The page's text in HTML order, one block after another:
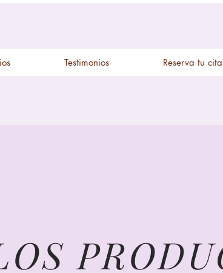
Testimonios Reserva tu cita